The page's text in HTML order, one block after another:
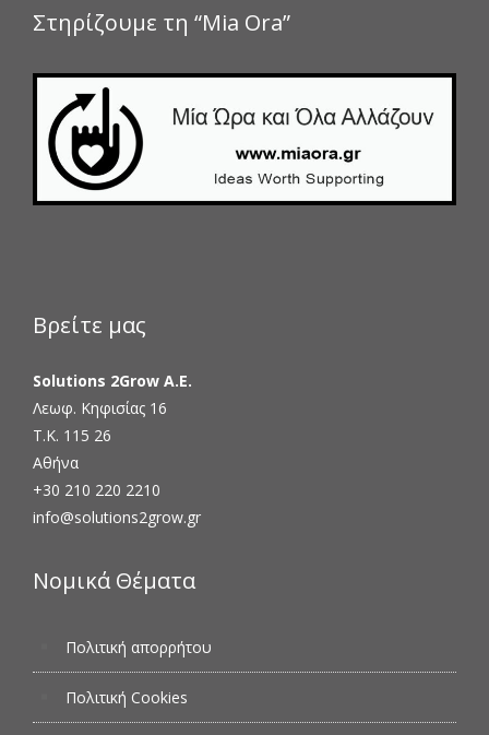
Στηρίζουμε τη “Mia Ora”
Βρείτε μας
Solutions 2Grow Α.Ε.
Λεωφ. Κηφισίας 16
Τ.Κ. 115 26
Αθήνα
+30 210 220 2210
info@solutions2grow.gr
Νομικά Θέματα
Πολιτική απορρήτου
Πολιτική Cookies